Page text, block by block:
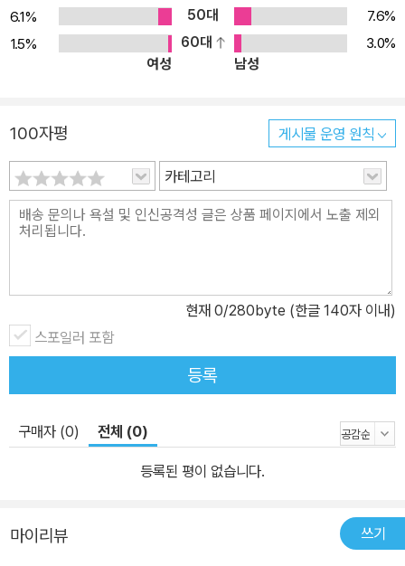
6.1%
50대
7.6%
1.5%
60대
3.0%
여성
남성
100자평 게시물 운영 원칙
카테고리
현재 0/280byte (한글 140자 이내)
스포일러 포함
등록
구매자 (0) 전체 (0)
등록된 평이 없습니다.
마이리뷰 쓰기